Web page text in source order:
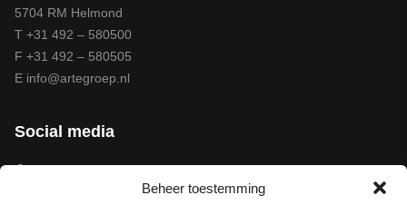
Beheer toestemming
5704 RM Helmond
T +31 492 – 580500
F +31 492 – 580505
E info@artegroep.nl
Social media